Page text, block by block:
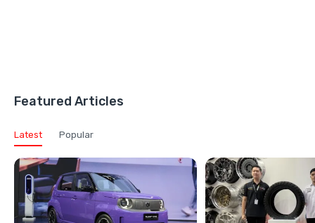
Featured Articles
Latest Popular